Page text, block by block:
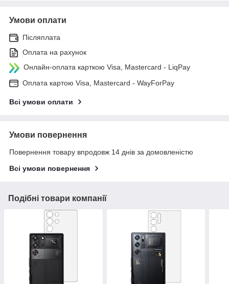
Умови оплати
Післяплата
Оплата на рахунок
Онлайн-оплата карткою Visa, Mastercard - LiqPay
Оплата картою Visa, Mastercard - WayForPay
Всі умови оплати
Умови повернення
Повернення товару впродовж 14 днів за домовленістю
Всі умови повернення
Подібні товари компанії